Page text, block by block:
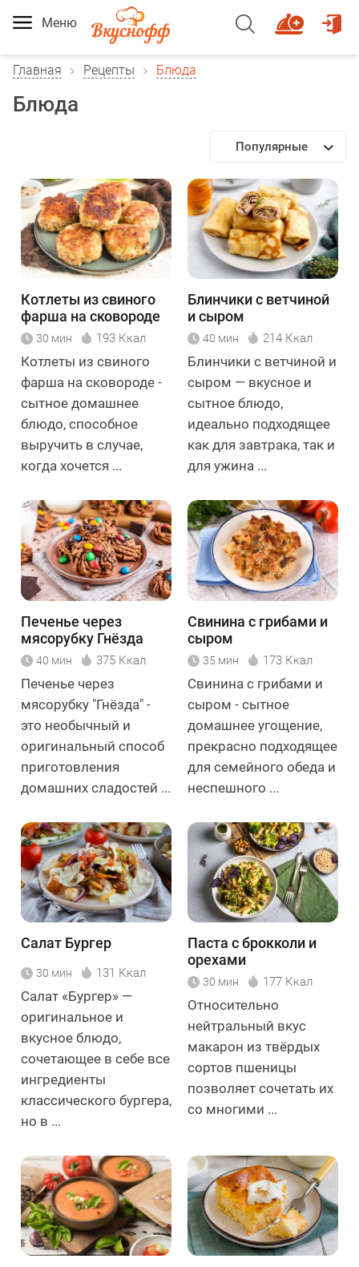
Меню
Главная Рецепты Блюда
Блюда
Популярные
Котлеты из свиного
фарша на сковороде
30 мин 193 Ккал
Котлеты из свиного
фарша на сковороде -
сытное домашнее
блюдо, способное
выручить в случае,
когда хочется ...
Блинчики с ветчиной
и сыром
40 мин 214 Ккал
Блинчики с ветчиной и
сыром — вкусное и
сытное блюдо,
идеально подходящее
как для завтрака, так и
для ужина ...
Печенье через
мясорубку Гнёзда
40 мин 375 Ккал
Печенье через
мясорубку "Гнёзда" -
это необычный и
оригинальный способ
приготовления
домашних сладостей ...
Свинина с грибами и
сыром
35 мин 173 Ккал
Свинина с грибами и
сыром - сытное
домашнее угощение,
прекрасно подходящее
для семейного обеда и
неспешного ...
Салат Бургер
30 мин 131 Ккал
Салат «Бургер» —
оригинальное и
вкусное блюдо,
сочетающее в себе все
ингредиенты
классического бургера,
но в ...
Паста с брокколи и
орехами
30 мин 177 Ккал
Относительно
нейтральный вкус
макарон из твёрдых
сортов пшеницы
позволяет сочетать их
со многими ...